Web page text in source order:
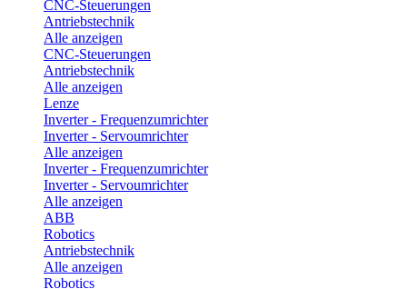
CNC-Steuerungen
Antriebstechnik
Alle anzeigen
CNC-Steuerungen
Antriebstechnik
Alle anzeigen
Lenze
Inverter - Frequenzumrichter
Inverter - Servoumrichter
Alle anzeigen
Inverter - Frequenzumrichter
Inverter - Servoumrichter
Alle anzeigen
ABB
Robotics
Antriebstechnik
Alle anzeigen
Robotics